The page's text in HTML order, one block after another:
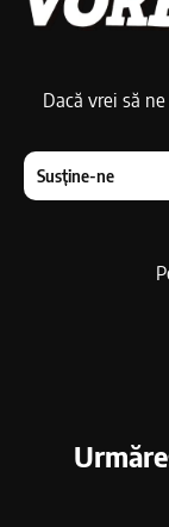
Dacă vrei să
Susține-ne